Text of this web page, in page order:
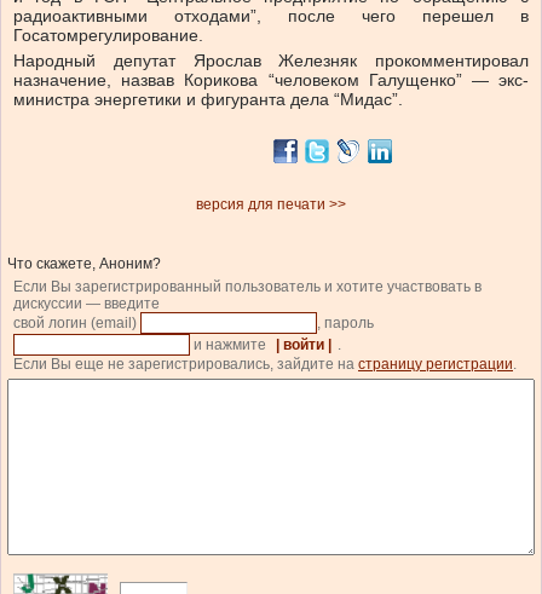
радиоактивными отходами”, после чего перешел в
Госатомрегулирование.
Народный депутат Ярослав Железняк прокомментировал
назначение, назвав Корикова “человеком Галущенко” — экс-
министра энергетики и фигуранта дела “Мидас”.
версия для печати >>
Что скажете, Аноним?
Если Вы зарегистрированный пользователь и хотите участвовать в
дискуссии — введите
свой логин (email)
, пароль
и нажмите
| войти |
.
Если Вы еще не зарегистрировались, зайдите на страницу регистрации.